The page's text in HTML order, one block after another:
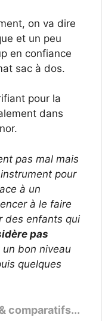
on va dire
et un peu
en confiance
sac à dos.
pour la
dans
pas mal mais
pour
à un
à le faire
des enfants qui
pas
bon niveau
quelques
comparatifs...